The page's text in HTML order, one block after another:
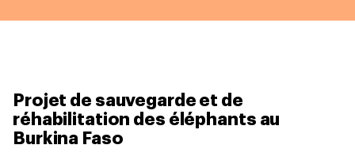
Projet de sauvegarde et de
réhabilitation des éléphants au
Burkina Faso